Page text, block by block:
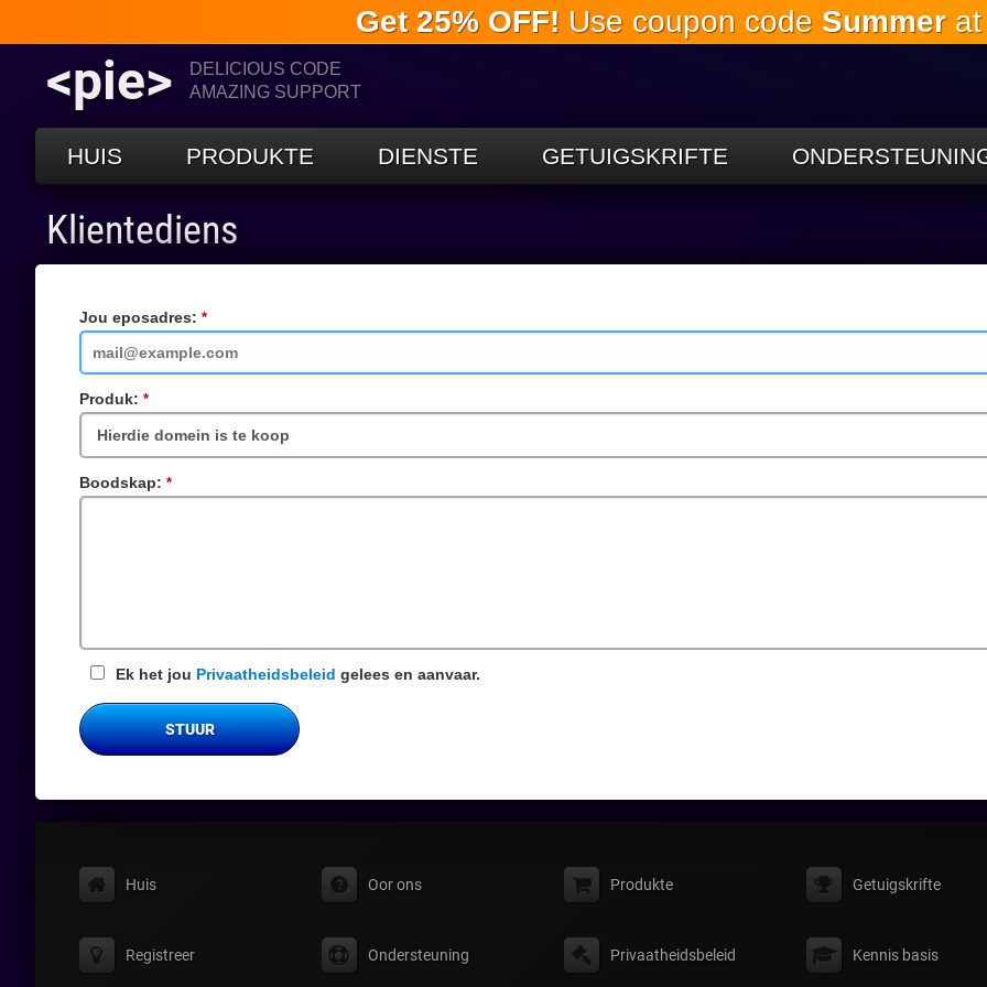
Slaan oor
na die
Get 25% OFF! Use coupon code Summerat
<pie>
DELICIOUS CODE
AMAZING SUPPORT
HUIS PRODUKTE DIENSTE GETUIGSKRIFTE
Klientediens
Jou eposadres:
veld
Produk:
veld
Boodskap:
veld
Ek het jou Privaatheidsbeleid gelees en aanvaar.
STUUR
Huis Oor ons Produkte Getuigskrifte
Registreer Ondersteuning Privaatheidsbeleid Kennis basis